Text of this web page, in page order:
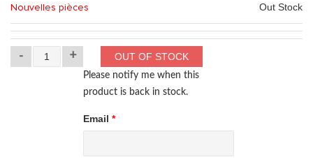
Nouvelles pièces Out Stock
- +
Please notify me when this
product is back in stock.
Email *